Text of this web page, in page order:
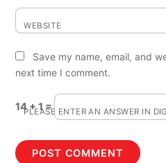
WEBSITE
Save my name, email, and
next time I comment.
PLEASE ENTER AN ANSWER IN
14 + 1 =